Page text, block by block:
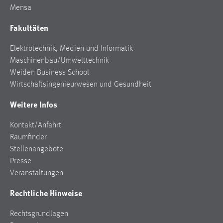
Mensa
Fakultäten
Elektrotechnik, Medien und Informatik
Maschinenbau/Umwelttechnik
Weiden Business School
Wirtschaftsingenieurwesen und Gesundheit
Weitere Infos
Kontakt/Anfahrt
Raumfinder
Stellenangebote
Presse
Veranstaltungen
Rechtliche Hinweise
Rechtsgrundlagen
einloggen zu können.
Cookie Laufzeit:
24 Stunden
STATISTIK
Diese Informationen helfen uns zu verstehen, wie
unsere Besucher unsere Website nutzen.
_pk_ref, _pk_cvar, _pk_id, _pk_ses
Zweck: